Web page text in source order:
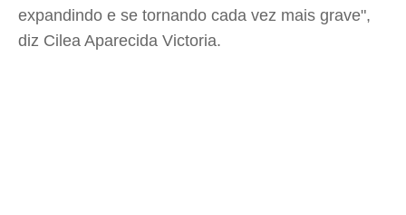
expandindo e se tornando cada vez mais grave",
diz Cilea Aparecida Victoria.